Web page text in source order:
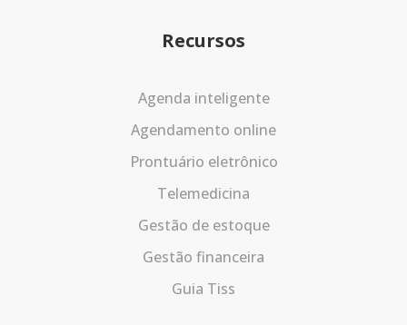
Recursos
Agenda inteligente
Agendamento online
Prontuário eletrônico
Telemedicina
Gestão de estoque
Gestão financeira
Guia Tiss